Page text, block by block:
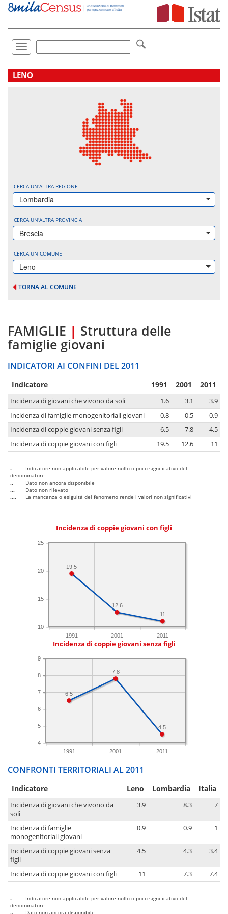
Vai
direttamente
Toggle
navigation
LENO
CERCA UN'ALTRA REGIONE
Lombardia
CERCA UN'ALTRA PROVINCIA
Brescia
CERCA UN COMUNE
Leno
TORNA AL COMUNE
FAMIGLIE | Struttura delle
famiglie giovani
INDICATORI AI CONFINI DEL 2011
Indicatore 1991 2001 2011
Incidenza di giovani che vivono da soli 1.6 3.1
3.9
Incidenza di famiglie monogenitoriali giovani
0.8 0.5
0.9
Incidenza di coppie giovani senza figli
6.5 7.8
4.5
Incidenza di coppie giovani con figli
19.5 12.6 11
-
Indicatore non applicabile per valore nullo o poco significativo del
denominatore
..
Dato non ancora disponibile
...
Dato non rilevato
....
La mancanza o esiguità del fenomeno rende i valori non significativi
Incidenza di coppie giovani con figli
1991 2001 2011
10
15
20
25
11
12.6
19.5
Incidenza di coppie giovani senza figli
1991 2001 2011
4
5
6
7
8
9
4.5
7.8
6.5
CONFRONTI TERRITORIALI AL 2011
Indicatore Leno Lombardia Italia
Incidenza di giovani che vivono da
soli
3.9 8.3 7
Incidenza di famiglie
monogenitoriali giovani
0.9 0.9 1
Incidenza di coppie giovani senza
figli
4.5 4.3 3.4
Incidenza di coppie giovani con figli 11 7.3 7.4
-
Indicatore non applicabile per valore nullo o poco significativo del
denominatore